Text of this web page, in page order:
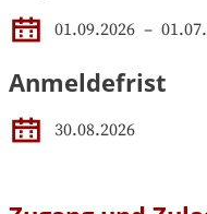
01.09.2026 –
Anmeldefrist
30.08.2026